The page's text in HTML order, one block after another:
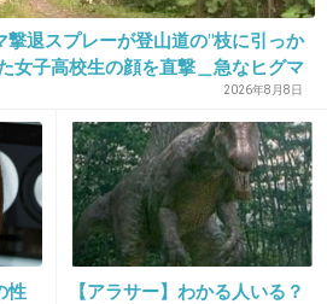
の麻薬取締捜査みたいなの
シーズン３のウォルターが
超でかいピザをぶん投げ
根の上に乗るシーンでは爆
うやって撮影したんだろ
+17 -0
撃退スプレーが登山道の"枝に引っか
女子高校生の顔を直撃＿急なヒグマ
外した状態で腰に装着＿女子高校生
搬送され手当
2026年8月8日
性
【アラサー】わかる人いる？